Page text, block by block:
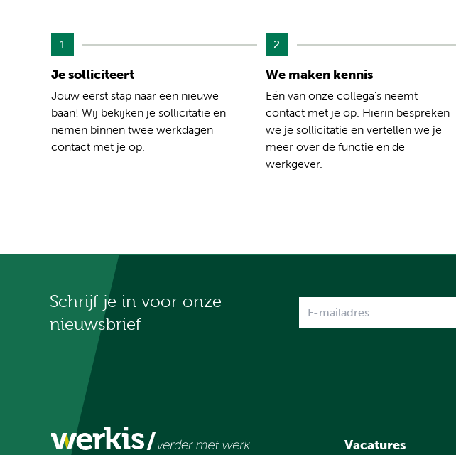
1
Je solliciteert
Jouw eerst stap naar een nieuwe
baan! Wij bekijken je sollicitatie en
nemen binnen twee werkdagen
contact met je op.
2
We maken kennis
Eén van onze collega's neemt
contact met je op. Hierin bespreken
we je sollicitatie en vertellen we je
meer over de functie en de
werkgever.
Schrijf je in voor onze
nieuwsbrief
Vacatures